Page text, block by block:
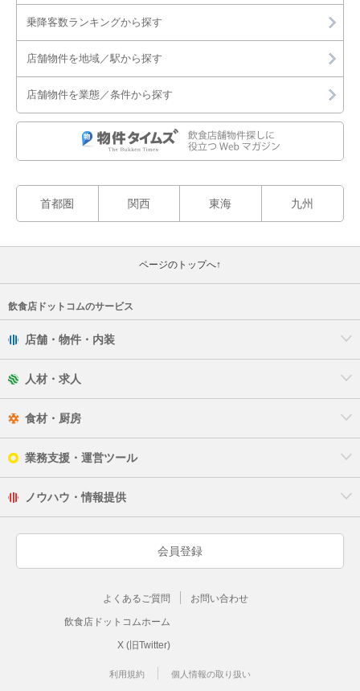
乗降客数ランキングから探す
店舗物件を地域／駅から探す
店舗物件を業態／条件から探す
首都圏 関西 東海 九州
ページのトップへ↑
飲食店ドットコムのサービス
店舗・物件・内装
人材・求人
食材・厨房
業務支援・運営ツール
ノウハウ・情報提供
会員登録
よくあるご質問 お問い合わせ
飲食店ドットコムホーム
X (旧Twitter)
利用規約 個人情報の取り扱い